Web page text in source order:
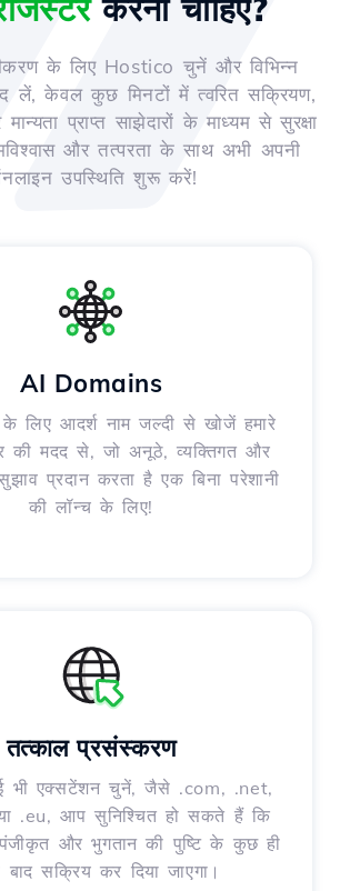
करना चाहिए?
के लिए Hostico चुनें और विभिन्न
लें, केवल कुछ मिनटों में त्वरित सक्रियण,
प्राप्त साझेदारों के माध्यम से सुरक्षा
और तत्परता के साथ अभी अपनी
उपस्थिति शुरू करें!
AI Domains
लिए आदर्श नाम जल्दी से खोजें हमारे
की मदद से, जो अनूठे, व्यक्तिगत और
प्रदान करता है एक बिना परेशानी
की लॉन्च के लिए!
तत्काल प्रसंस्करण
भी एक्सटेंशन चुनें, जैसे .com, .net,
.eu, आप सुनिश्चित हो सकते हैं कि
और भुगतान की पुष्टि के कुछ ही
बाद सक्रिय कर दिया जाएगा।